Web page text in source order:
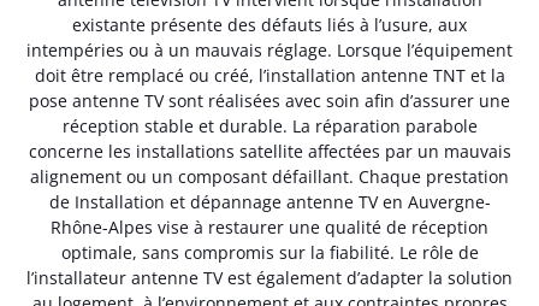
existante présente des défauts liés à l’usure, aux
intempéries ou à un mauvais réglage. Lorsque l’équipement
doit être remplacé ou créé, l’installation antenne TNT et la
pose antenne TV sont réalisées avec soin afin d’assurer une
réception stable et durable. La réparation parabole
concerne les installations satellite affectées par un mauvais
alignement ou un composant défaillant. Chaque prestation
de Installation et dépannage antenne TV en Auvergne-
Rhône-Alpes vise à restaurer une qualité de réception
optimale, sans compromis sur la fiabilité. Le rôle de
l’installateur antenne TV est également d’adapter la solution